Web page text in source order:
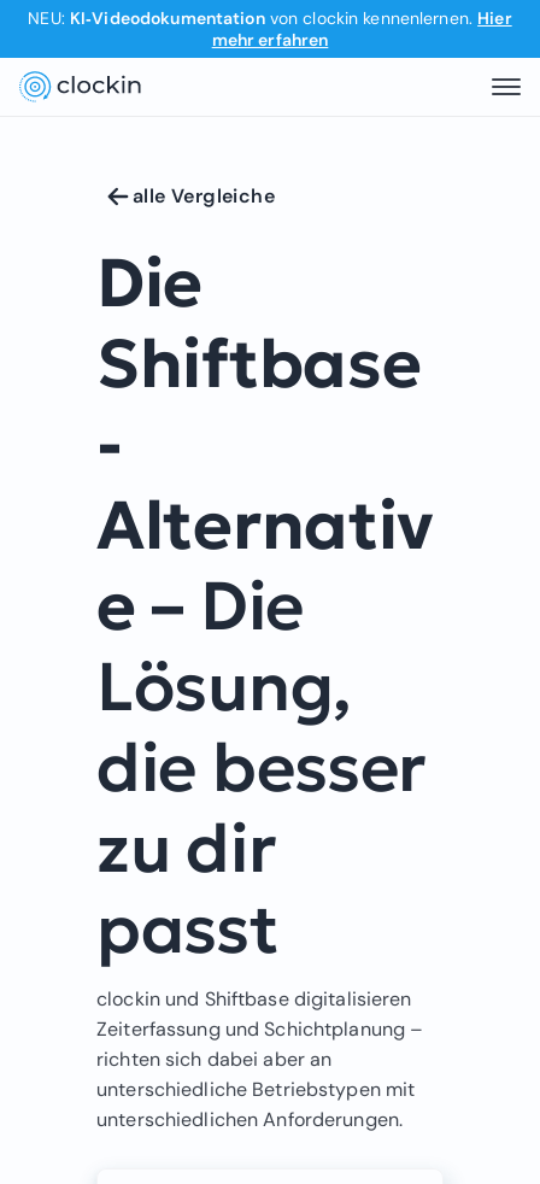
NEU: KI‑Videodokumentationvon clockin kennenlernen. Hier
mehr erfahren
alle Vergleiche
Die
Shiftbase
-
Alternativ
e – Die
Lösung,
die besser
zu dir
passt
clockin und Shiftbase digitalisieren
Zeiterfassung und Schichtplanung –
richten sich dabei aber an
unterschiedliche Betriebstypen mit
unterschiedlichen Anforderungen.